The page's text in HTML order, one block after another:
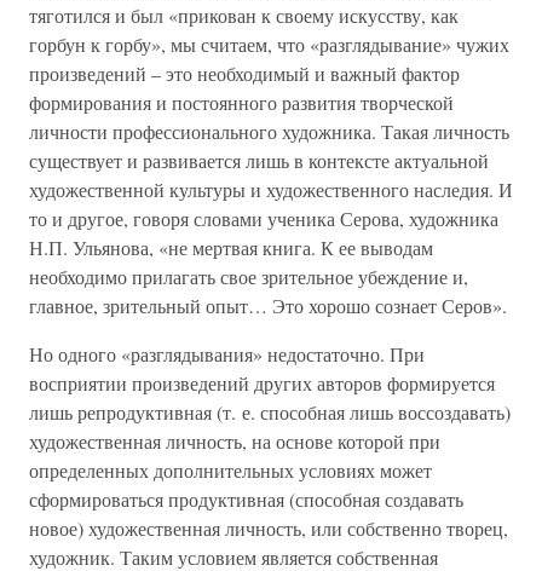
тяготился и был «прикован к своему искусству, как
горбун к горбу», мы считаем, что «разглядывание» чужих
произведений – это необходимый и важный фактор
формирования и постоянного развития творческой
личности профессионального художника. Такая личность
существует и развивается лишь в контексте актуальной
художественной культуры и художественного наследия. И
то и другое, говоря словами ученика Серова, художника
Н.П. Ульянова, «не мертвая книга. К ее выводам
необходимо прилагать свое зрительное убеждение и,
главное, зрительный опыт… Это хорошо сознает Серов».
Но одного «разглядывания» недостаточно. При
восприятии произведений других авторов формируется
лишь репродуктивная (т. е. способная лишь воссоздавать)
художественная личность, на основе которой при
определенных дополнительных условиях может
сформироваться продуктивная (способная создавать
новое) художественная личность, или собственно творец,
художник. Таким условием является собственная